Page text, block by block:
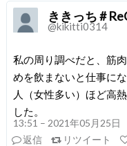
ききっち #
@kikitti0314
私の周り調べだと、筋
めを飲まないと仕事に
人（女性多い）ほど高
した。
13:51 – 2021年05月25日
返信
リツイート